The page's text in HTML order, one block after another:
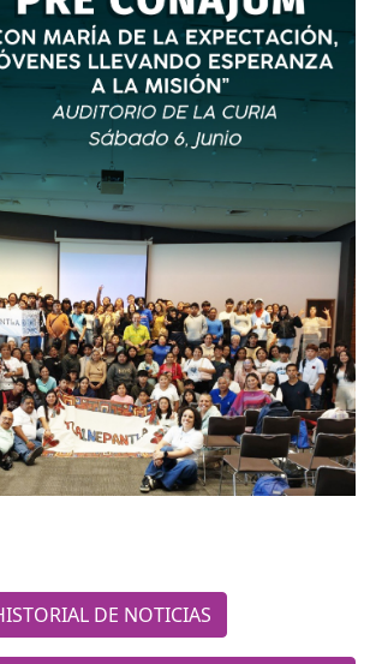
DE NOTICIAS